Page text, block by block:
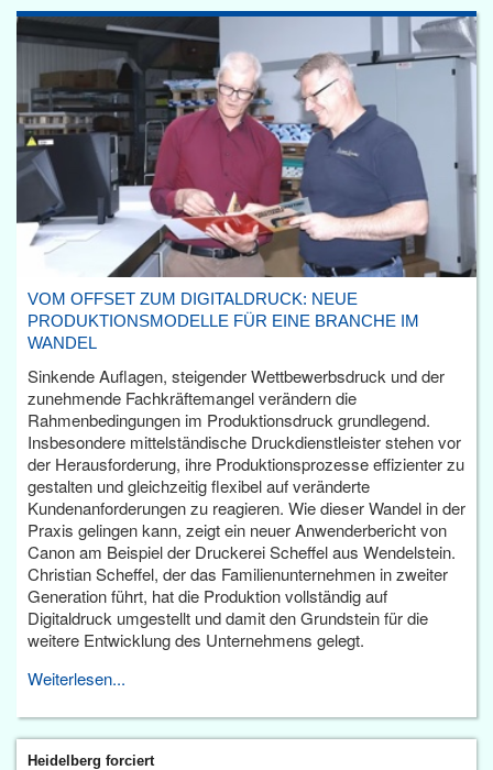
VOM OFFSET ZUM DIGITALDRUCK: NEUE
PRODUKTIONSMODELLE FÜR EINE BRANCHE IM
WANDEL
Sinkende Auflagen, steigender Wettbewerbsdruck und der
zunehmende Fachkräftemangel verändern die
Rahmenbedingungen im Produktionsdruck grundlegend.
Insbesondere mittelständische Druckdienstleister stehen vor
der Herausforderung, ihre Produktionsprozesse effizienter zu
gestalten und gleichzeitig flexibel auf veränderte
Kundenanforderungen zu reagieren. Wie dieser Wandel in der
Praxis gelingen kann, zeigt ein neuer Anwenderbericht von
Canon am Beispiel der Druckerei Scheffel aus Wendelstein.
Christian Scheffel, der das Familienunternehmen in zweiter
Generation führt, hat die Produktion vollständig auf
Digitaldruck umgestellt und damit den Grundstein für die
weitere Entwicklung des Unternehmens gelegt.
Weiterlesen...
Heidelberg forciert